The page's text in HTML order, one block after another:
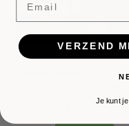
Plexiglas Schilderij 3
VERZEND
Je kunt